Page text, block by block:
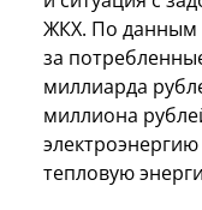
ЖКХ. По данным
за
миллиарда
миллиона
тепловую